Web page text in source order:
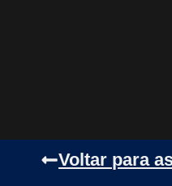
Voltar para